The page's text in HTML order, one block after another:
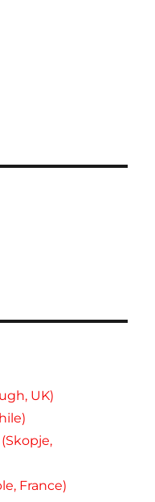
UK)
(Skopje,
France)